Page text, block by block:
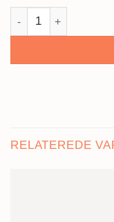
Plakat love #4 antal
RELATEREDE